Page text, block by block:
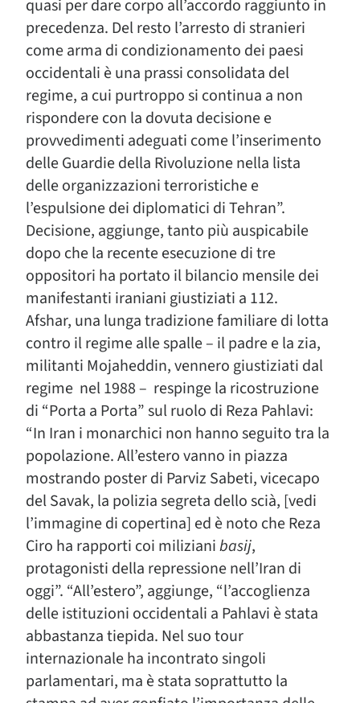
quasi per dare corpo all’accordo raggiunto in
precedenza. Del resto l’arresto di stranieri
come arma di condizionamento dei paesi
occidentali è una prassi consolidata del
regime, a cui purtroppo si continua a non
rispondere con la dovuta decisione e
provvedimenti adeguati come l’inserimento
delle Guardie della Rivoluzione nella lista
delle organizzazioni terroristiche e
l’espulsione dei diplomatici di Tehran”.
Decisione, aggiunge, tanto più auspicabile
dopo che la recente esecuzione di tre
oppositori ha portato il bilancio mensile dei
manifestanti iraniani giustiziati a 112.
Afshar, una lunga tradizione familiare di lotta
contro il regime alle spalle – il padre e la zia,
militanti Mojaheddin, vennero giustiziati dal
regime nel 1988 – respinge la ricostruzione
di “Porta a Porta” sul ruolo di Reza Pahlavi:
“In Iran i monarchici non hanno seguito tra la
popolazione. All’estero vanno in piazza
mostrando poster di Parviz Sabeti, vicecapo
del Savak, la polizia segreta dello scià, [vedi
l’immagine di copertina] ed è noto che Reza
Ciro ha rapporti coi milizianibasij,
protagonisti della repressione nell’Iran di
oggi”. “All’estero”, aggiunge, “l’accoglienza
delle istituzioni occidentali a Pahlavi è stata
abbastanza tiepida. Nel suo tour
internazionale ha incontrato singoli
parlamentari, ma è stata soprattutto la